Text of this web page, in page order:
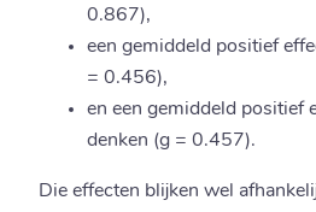
0.867),
een gemiddeld positief
= 0.456),
en een gemiddeld positief
denken (g = 0.457).
Die effecten blijken wel